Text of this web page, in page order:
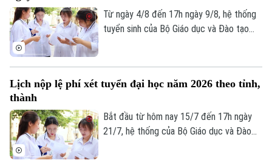
Xã hội
An ninh trật tự
Người Hà Nội
Khoảnh khắc Hà Nội
Tin tức
Quân sự
Kinh tế
Tin tức
Cafe sáng
Tài chính Ngân hàng
Doanh nghiệp
Nhà đất
Tin tức
Đầu tư
Căn hộ
Tàu và Xe
Ô tô
Tàu
Giáo dục
Tin tức
chứng ưu tiên và chứng chỉ ngoại ngữ.
Từ ngày 4/8 đến 17h ngày 9/8, hệ thống
tuyển sinh của Bộ Giáo dục và Đào tạo
Lịch nộp lệ phí xét tuyển đại học năm 2026 theo tỉnh,
thành
Bắt đầu từ hôm nay 15/7 đến 17h ngày
21/7, hệ thống của Bộ Giáo dục và Đào